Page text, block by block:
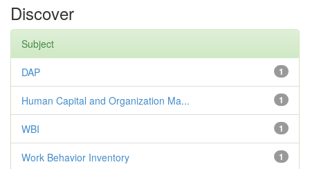
Discover
Subject
1
DAP
1
Human Capital and Organization Ma...
1
WBI
1
Work Behavior Inventory